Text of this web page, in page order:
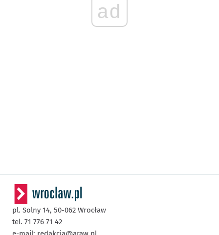
ad
pl. Solny 14, 50-062 Wrocław
tel. 71 776 71 42